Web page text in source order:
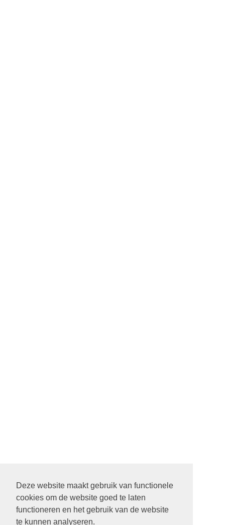
Deze website maakt gebruik van functionele
cookies om de website goed te laten
functioneren en het gebruik van de website
te kunnen analyseren.